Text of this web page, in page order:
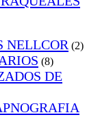
NELLCOR (2)
(8)
DE